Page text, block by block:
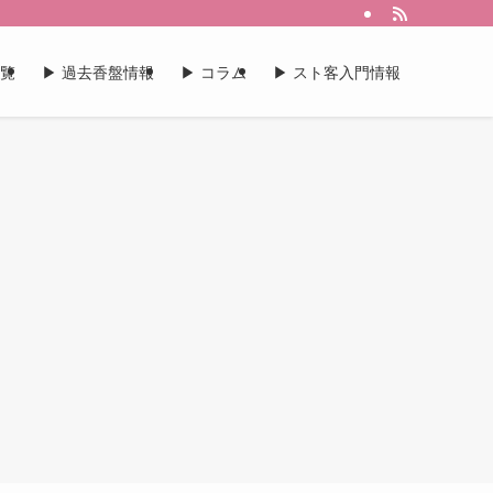
▶︎ 過去香盤情報 ▶︎ コラム ▶︎ スト客入門情報